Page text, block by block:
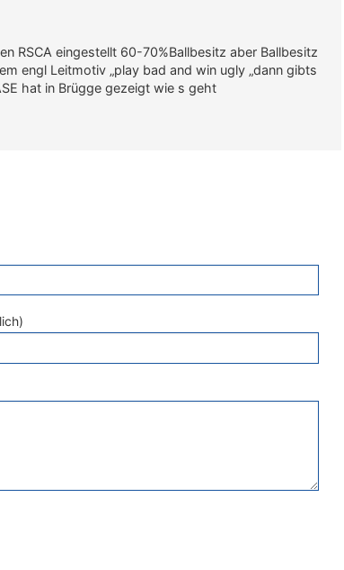
RSCA eingestellt 60-70%Ballbesitz aber Ballbesitz
engl Leitmotiv „play bad and win ugly „dann gibts
hat in Brügge gezeigt wie s geht